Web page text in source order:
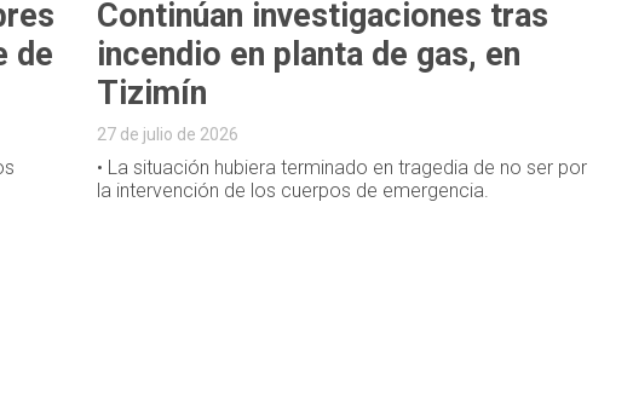
de
Continúan investigaciones tras
incendio en planta de gas, en
Tizimín
27 de julio de 2026
• La situación hubiera terminado en tragedia de no ser por
la intervención de los cuerpos de emergencia.